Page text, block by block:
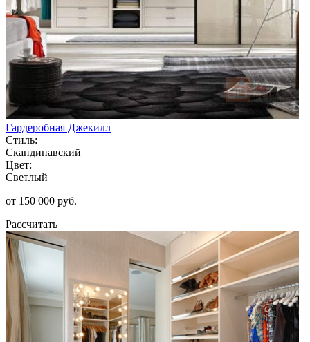
Гардеробная Джекилл
Стиль:
Скандинавский
Цвет:
Светлый
от 150 000 руб.
Рассчитать